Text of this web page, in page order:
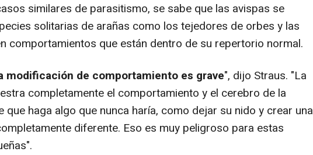
similares de parasitismo, se sabe que las avispas se
solitarias de arañas como los tejedores de orbes y las
comportamientos que están dentro de su repertorio normal.
modificación de comportamiento es grave", dijo Straus. "La
completamente el comportamiento y el cerebro de la
que haga algo que nunca haría, como dejar su nido y crear una
diferente. Eso es muy peligroso para estas